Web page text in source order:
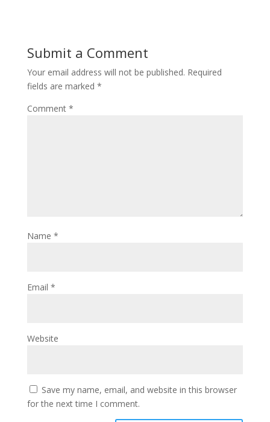
Submit a Comment
Your email address will not be published. Required
fields are marked *
Comment *
Name *
Email *
Website
Save my name, email, and website in this browser
for the next time I comment.